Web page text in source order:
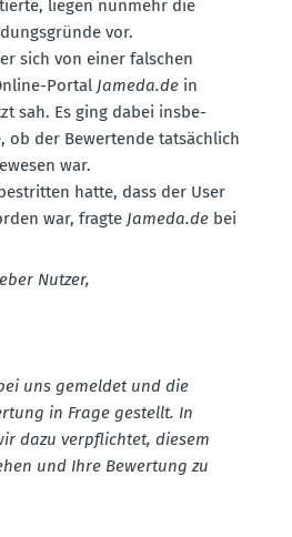
liegen nunmehr die
vor.
sich von einer falschen
Portal Jameda.​de in
sah. Es ging dabei insbe­
ob der Bewer­tende tatsächlich
war.
hatte, dass der User
war, fragte Jameda.de bei
Nutzer,
uns gemeldet und die
in Frage gestellt. In
dazu verpflichtet, diesem
und Ihre Bewertung zu